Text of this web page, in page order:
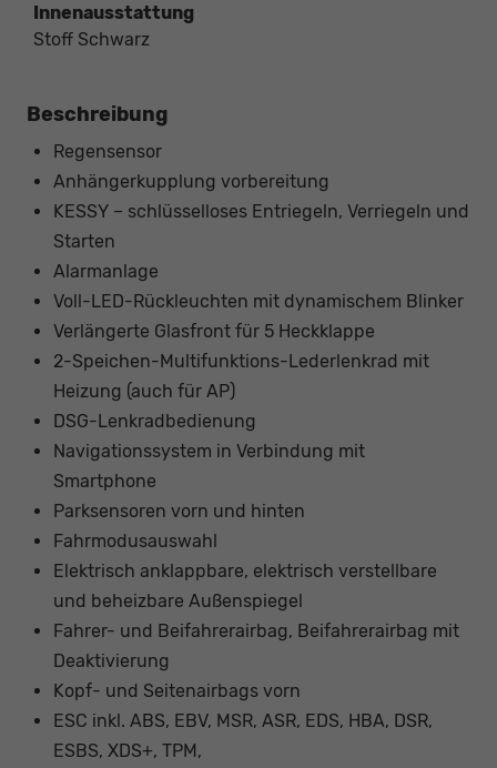
Innenausstattung
Stoff Schwarz
Beschreibung
Regensensor
Anhängerkupplung vorbereitung
KESSY – schlüsselloses Entriegeln, Verriegeln und
Starten
Alarmanlage
Voll-LED-Rückleuchten mit dynamischem Blinker
Verlängerte Glasfront für 5 Heckklappe
2-Speichen-Multifunktions-Lederlenkrad mit
Heizung (auch für AP)
DSG-Lenkradbedienung
Navigationssystem in Verbindung mit
Smartphone
Parksensoren vorn und hinten
Fahrmodusauswahl
Elektrisch anklappbare, elektrisch verstellbare
und beheizbare Außenspiegel
Fahrer- und Beifahrerairbag, Beifahrerairbag mit
Deaktivierung
Kopf- und Seitenairbags vorn
ESC inkl. ABS, EBV, MSR, ASR, EDS, HBA, DSR,
ESBS, XDS+, TPM,